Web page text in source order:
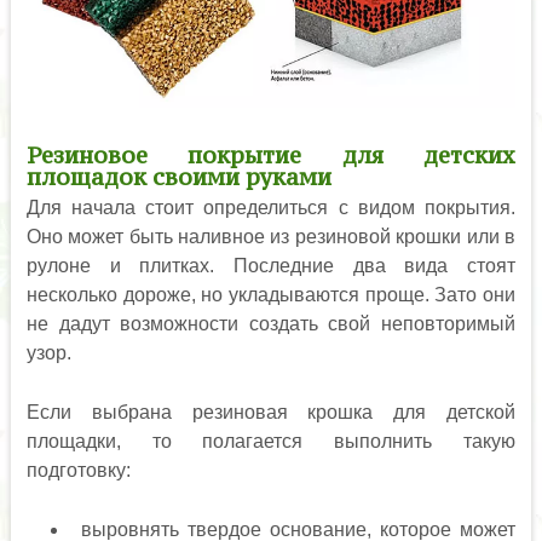
Резиновое покрытие для детских
площадок своими руками
Для начала стоит определиться с видом покрытия.
Оно может быть наливное из резиновой крошки или в
рулоне и плитках. Последние два вида стоят
несколько дороже, но укладываются проще. Зато они
не дадут возможности создать свой неповторимый
узор.
Если выбрана резиновая крошка для детской
площадки, то полагается выполнить такую
подготовку:
выровнять твердое основание, которое может